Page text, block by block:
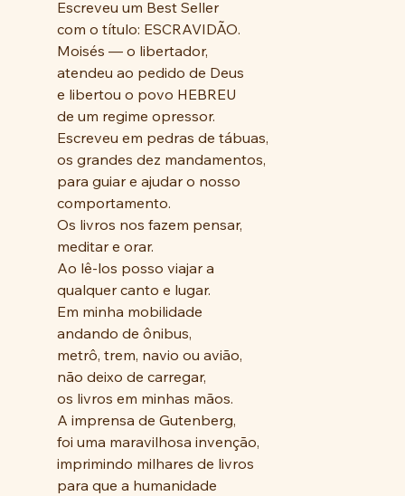
Escreveu um Best Seller
com o título: ESCRAVIDÃO.
Moisés ― o libertador,
atendeu ao pedido de Deus
e libertou o povo HEBREU
de um regime opressor.
Escreveu em pedras de tábuas,
os grandes dez mandamentos,
para guiar e ajudar o nosso
comportamento.
Os livros nos fazem pensar,
meditar e orar.
Ao lê-los posso viajar a
qualquer canto e lugar.
Em minha mobilidade
andando de ônibus,
metrô, trem, navio ou avião,
não deixo de carregar,
os livros em minhas mãos.
A imprensa de Gutenberg,
foi uma maravilhosa invenção,
imprimindo milhares de livros
para que a humanidade